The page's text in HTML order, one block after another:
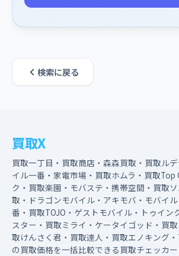
検索に戻る
買取X
買取一丁目・買取商店・森森買取・買取ル
イル一番・家電市場・買取ホムラ・買取Top
ク・買取楽園・モバステ・携帯空間・買取
取・ドラゴンモバイル・アキモバ・モバイ
番・買取TOJO・ゲストモバイル・トゥイン
スター・買取ミライ・ケータイゴッド・買
取けんさく君・買取達人・買取エノキング
の買取価格を一括比較できる買取チェッカ